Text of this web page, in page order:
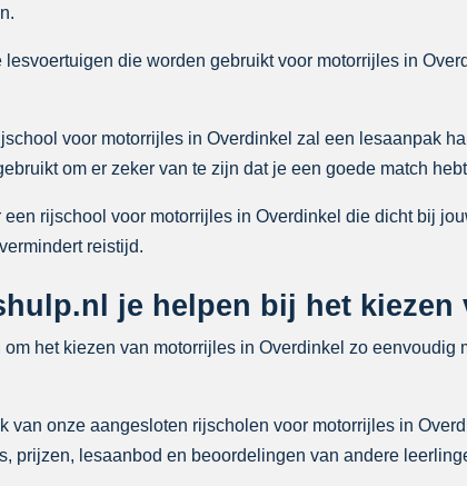
lesvoertuigen die worden gebruikt voor motorrijles in
voor motorrijles in Overdinkel zal een lesaanpak
om er zeker van te zijn dat je een goede match
een rijschool voor motorrijles in Overdinkel die dicht bij
reistijd.
je helpen bij het
het kiezen van motorrijles in Overdinkel zo
van onze aangesloten rijscholen voor motorrijles in
prijzen, lesaanbod en beoordelingen van andere